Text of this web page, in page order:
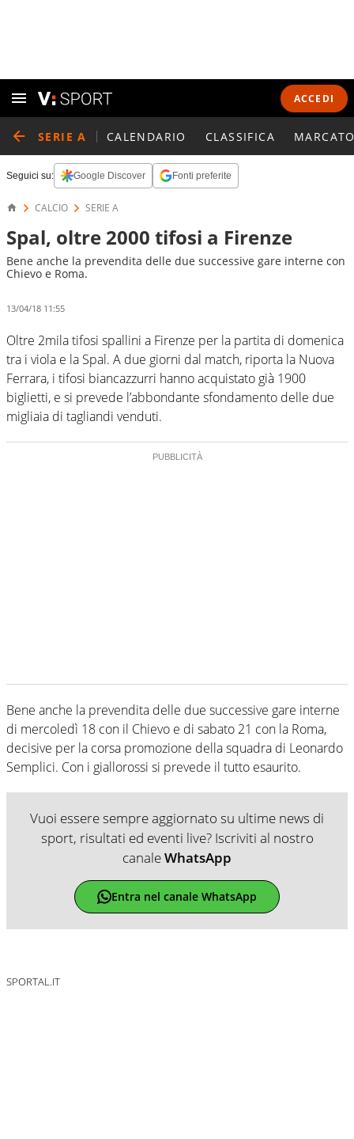
ACCEDI
SERIE A CALENDARIO CLASSIFICA
Seguici su: Google Discover Fonti preferite
CALCIO SERIE A
Spal, oltre 2000 tifosi a Firenze
Bene anche la prevendita delle due successive gare interne con
Chievo e Roma.
13/04/18 11:55
Oltre 2mila tifosi spallini a Firenze per la partita di domenica
tra i viola e la Spal. A due giorni dal match, riporta la Nuova
Ferrara, i tifosi biancazzurri hanno acquistato già 1900
biglietti, e si prevede l’abbondante sfondamento delle due
migliaia di tagliandi venduti.
Bene anche la prevendita delle due successive gare interne
di mercoledì 18 con il Chievo e di sabato 21 con la Roma,
decisive per la corsa promozione della squadra di Leonardo
Semplici. Con i giallorossi si prevede il tutto esaurito.
Vuoi essere sempre aggiornato su ultime news di
sport, risultati ed eventi live? Iscriviti al nostro
canaleWhatsApp
Entra nel canale WhatsApp
SPORTAL.IT